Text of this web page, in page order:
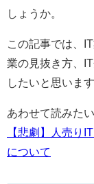
しょうか。
この記事では、
業の見抜き方、
IT
したいと思います
あわせて読みたい
【悲劇】人売り
について